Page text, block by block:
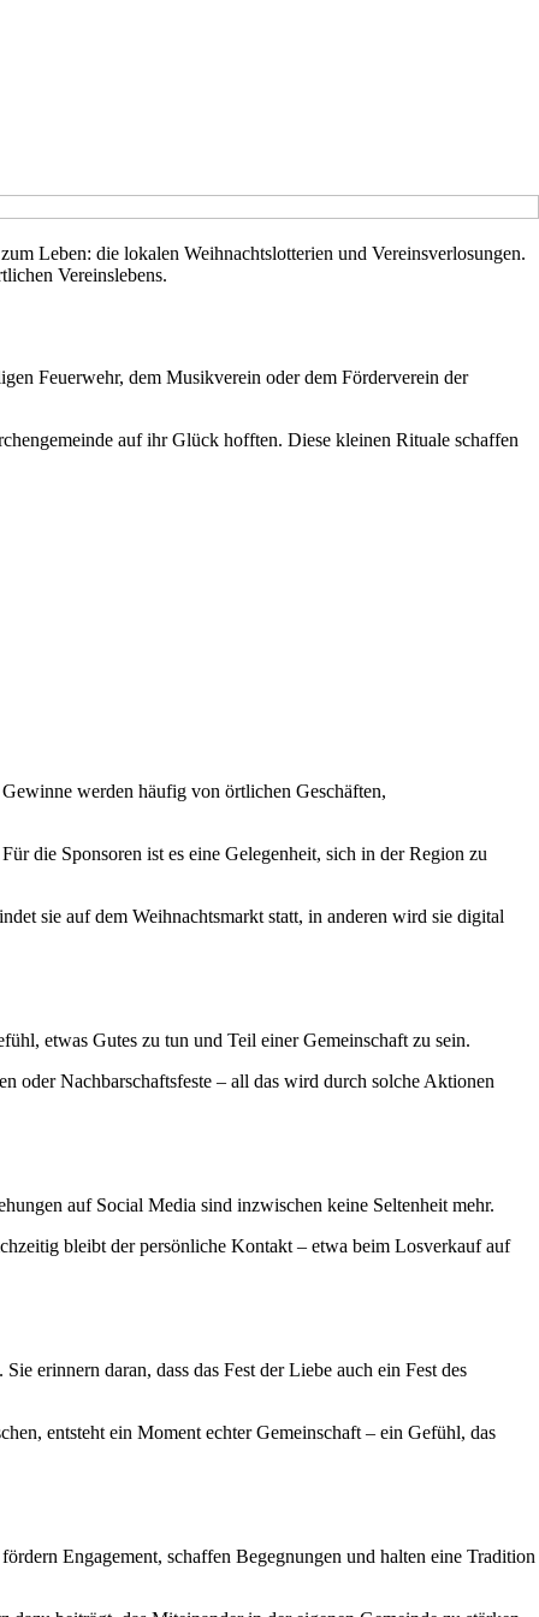
Leben: die lokalen Weihnachtslotterien und Vereinsverlosungen.
Vereinslebens.
Feuerwehr, dem Musikverein oder dem Förderverein der
auf ihr Glück hofften. Diese kleinen Rituale schaffen
werden häufig von örtlichen Geschäften,
die Sponsoren ist es eine Gelegenheit, sich in der Region zu
sie auf dem Weihnachtsmarkt statt, in anderen wird sie digital
etwas Gutes zu tun und Teil einer Gemeinschaft zu sein.
oder Nachbarschaftsfeste – all das wird durch solche Aktionen
auf Social Media sind inzwischen keine Seltenheit mehr.
bleibt der persönliche Kontakt – etwa beim Losverkauf auf
erinnern daran, dass das Fest der Liebe auch ein Fest des
entsteht ein Moment echter Gemeinschaft – ein Gefühl, das
Engagement, schaffen Begegnungen und halten eine Tradition